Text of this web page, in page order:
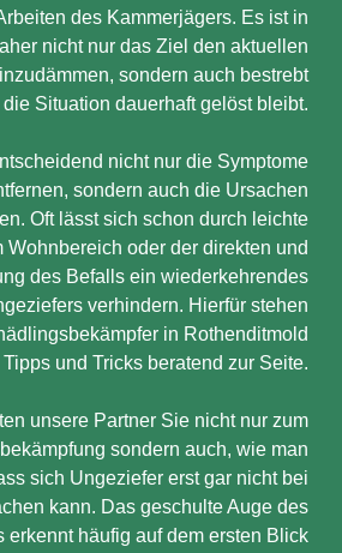
des Kammerjägers. Es ist in
nicht nur das Ziel den aktuellen
sondern auch bestrebt
Situation dauerhaft gelöst bleibt.
nicht nur die Symptome
sondern auch die Ursachen
Oft lässt sich schon durch leichte
Wohnbereich oder der direkten und
des Befalls ein wiederkehrendes
verhindern. Hierfür stehen
in Rothenditmold
und Tricks beratend zur Seite.
unsere Partner Sie nicht nur zum
sondern auch, wie man
sich Ungeziefer erst gar nicht bei
kann. Das geschulte Auge des
erkennt häufig auf dem ersten Blick